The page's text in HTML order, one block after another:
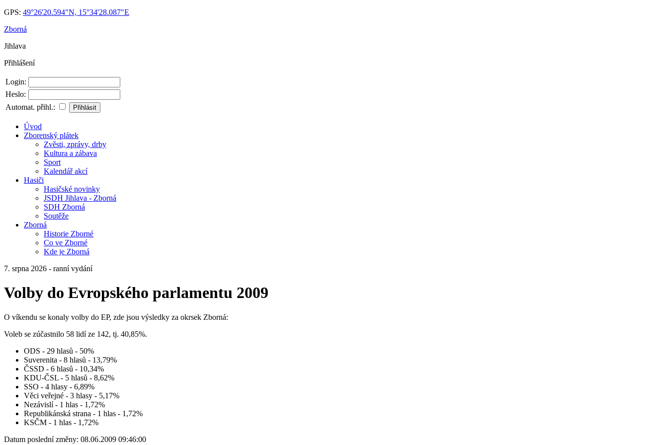
GPS: 49°26'20.594"N, 15°34'28.087"E
Zborná
Jihlava
Přihlášení
Login:
Heslo:
Automat. přihl.:
Úvod
Zborenský plátek
Zvěsti, zprávy, drby
Kultura a zábava
Sport
Kalendář akcí
Hasiči
Hasičské novinky
JSDH Jihlava - Zborná
SDH Zborná
Soutěže
Zborná
Historie Zborné
Co ve Zborné
Kde je Zborná
7. srpna 2026 - ranní vydání
Volby do Evropského parlamentu 2009
O víkendu se konaly volby do EP, zde jsou výsledky za okrsek Zborná:
Voleb se zúčastnilo 58 lidí ze 142, tj. 40,85%.
ODS - 29 hlasů - 50%
Suverenita - 8 hlasů - 13,79%
ČSSD - 6 hlasů - 10,34%
KDU-ČSL - 5 hlasů - 8,62%
SSO - 4 hlasy - 6,89%
Věci veřejné - 3 hlasy - 5,17%
Nezávislí - 1 hlas - 1,72%
Republikánská strana - 1 hlas - 1,72%
KSČM - 1 hlas - 1,72%
Datum poslední změny: 08.06.2009 09:46:00